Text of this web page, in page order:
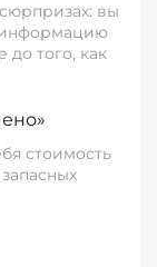
вы
того, как
стоимость